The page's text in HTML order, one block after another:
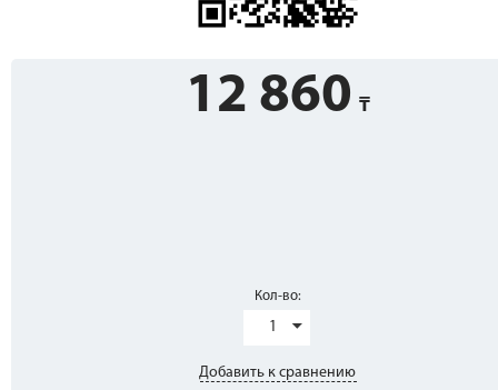
12 860
Кол-во:
1
Добавить к сравнению